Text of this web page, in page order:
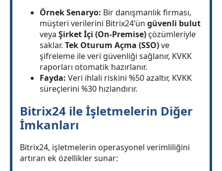
Örnek Senaryo: Bir danışmanlık firması,
müşteri verilerini Bitrix24’ün güvenli bulut
veya Şirket İçi (On-Premise) çözümleriyle
saklar. Tek Oturum Açma (SSO)ve
şifreleme ile veri güvenliği sağlanır, KVKK
raporları otomatik hazırlanır.
Fayda: Veri ihlali riskini %50 azaltır, KVKK
süreçlerini %30 hızlandırır.
Bitrix24 ile İşletmelerin Diğer
İmkanları
Bitrix24, işletmelerin operasyonel verimliliğini
artıran ek özellikler sunar: